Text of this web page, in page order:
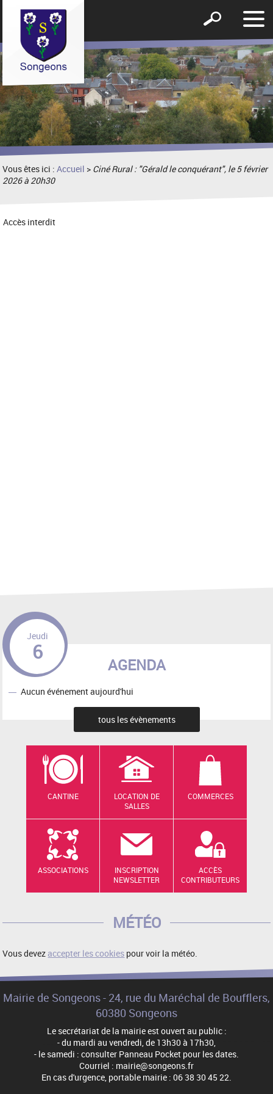
le
Afficher
formulaire
de
recherche
Vous êtes ici :Accueil > Ciné Rural : "Gérald le conquérant", le 5 février
2026 à 20h30
Accès interdit
AGENDA
Jeudi
6
Aucun événement aujourd'hui
tous les évènements
CANTINE
LOCATION DE
SALLES
COMMERCES
ASSOCIATIONS
INSCRIPTION
NEWSLETTER
ACCÈS
CONTRIBUTEURS
MÉTÉO
Vous devez accepter les cookies pour voir la météo.
Mairie de Songeons - 24, rue du Maréchal de Boufflers,
60380 Songeons
Le secrétariat de la mairie est ouvert au public :
- du mardi au vendredi, de 13h30 à 17h30,
- le samedi : consulter Panneau Pocket pour les dates.
Courriel : mairie@songeons.fr
En cas d'urgence, portable mairie : 06 38 30 45 22.